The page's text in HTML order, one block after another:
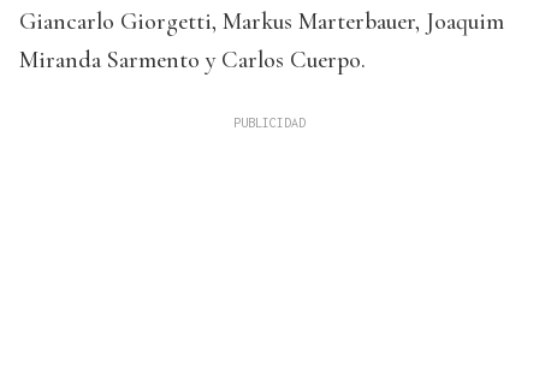
Giancarlo Giorgetti, Markus Marterbauer, Joaquim
Miranda Sarmento y Carlos Cuerpo.